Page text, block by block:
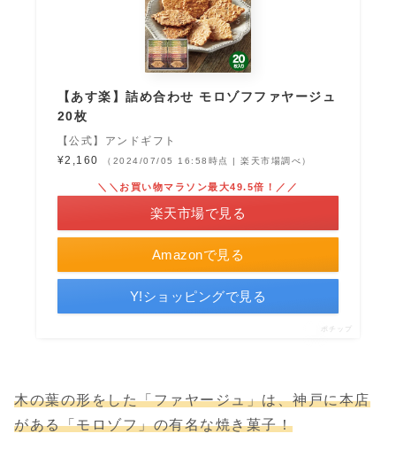
【あす楽】詰め合わせ モロゾフファヤージュ
20枚
【公式】アンドギフト
¥2,160
（2024/07/05 16:58時点 | 楽天市場調べ）
Amazonで見る
＼＼お買い物マラソン最大49.5倍！／／
楽天市場で見る
Y!ショッピングで見る
ポチップ
木の葉の形をした「ファヤージュ」は、神戸に本店
がある「モロゾフ」の有名な焼き菓子！